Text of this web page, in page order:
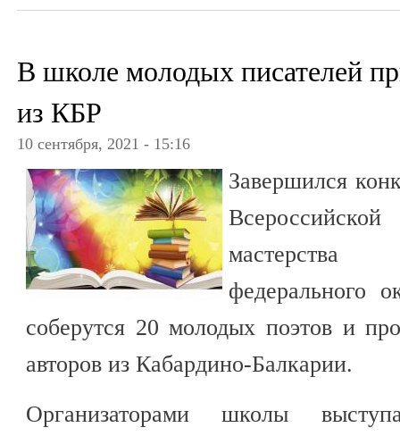
В школе молодых писателей
из КБР
10 сентября, 2021 - 15:16
Завершился
мастерства
федерального
соберутся 20 молодых поэтов и
авторов из Кабардино-Балкарии.
Организаторами школы